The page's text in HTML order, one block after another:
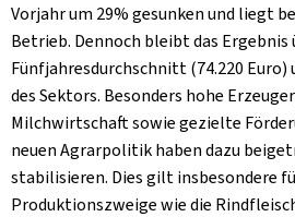
Vorjahr um 29% gesunken und liegt
Betrieb. Dennoch bleibt das Ergebnis
Fünfjahresdurchschnitt (74.220 Euro)
des Sektors. Besonders hohe
Milchwirtschaft sowie gezielte
neuen Agrarpolitik haben dazu
stabilisieren. Dies gilt insbesondere
Produktionszweige wie die